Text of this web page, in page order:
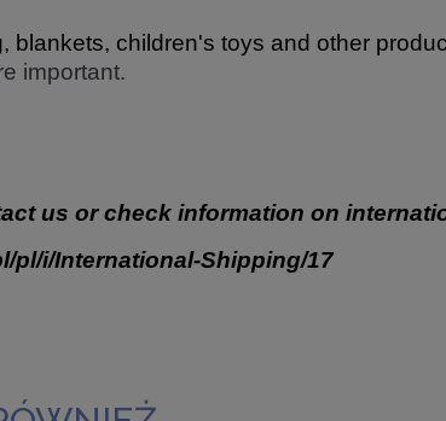
blankets, children's toys and other
important.
us or check information on
pl/i/International-Shipping/17